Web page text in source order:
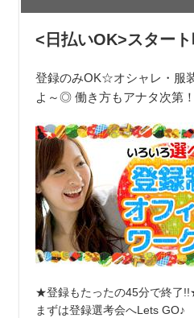
<日払いOK>スター
登録のみOK☆オシャレ・服
よ～◎ 働き方もアナタ次第
★登録もたったの45分で終了
まずは登録選考会へLets GO♪